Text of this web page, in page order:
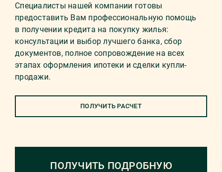
Специалисты нашей компании готовы
предоставить Вам профессиональную помощь
в получении кредита на покупку жилья:
консультации и выбор лучшего банка, сбор
документов, полное сопровождение на всех
этапах оформления ипотеки и сделки купли-
продажи.
ПОЛУЧИТЬ РАСЧЕТ
ПОЛУЧИТЬ ПОДРОБНУЮ